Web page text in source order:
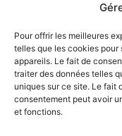
Pour offrir les meilleures
telles que les cookies
appareils. Le fait de
traiter des données telles
uniques sur ce site. Le fait
consentement peut avoir
et fonctions.
NEWSLETTER
On vous envoie
Ecrivez-nous pour